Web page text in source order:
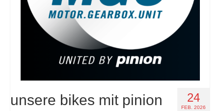
24
FEB. 2026
unsere bikes mit pinion